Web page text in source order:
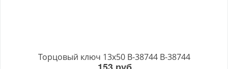
Торцовый ключ 13x50 B-38744 B-38744